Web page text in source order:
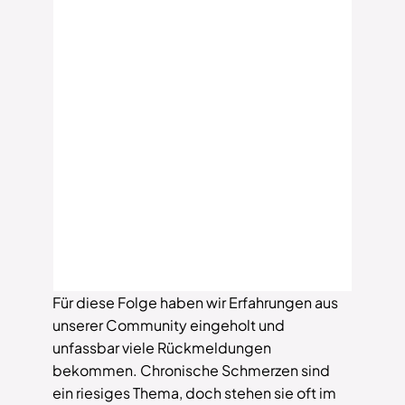
Für diese Folge haben wir Erfahrungen aus
unserer Community eingeholt und
unfassbar viele Rückmeldungen
bekommen. Chronische Schmerzen sind
ein riesiges Thema, doch stehen sie oft im